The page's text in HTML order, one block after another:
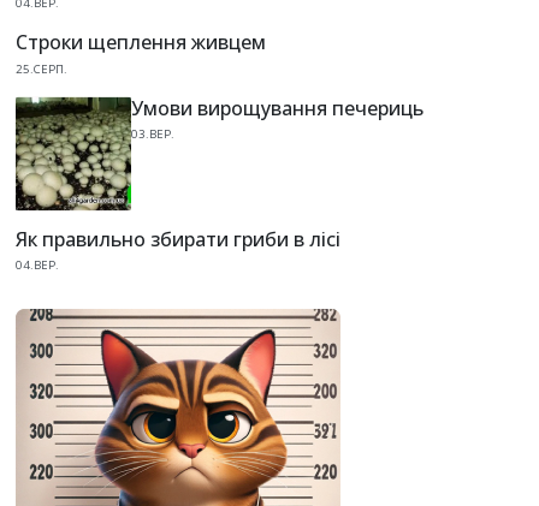
Строки щеплення живцем
25.СЕРП.
Умови вирощування печериць
03.ВЕР.
Як правильно збирати гриби в лісі
04.ВЕР.